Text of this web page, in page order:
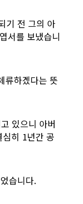
기 전 그의 아
서를 보냈습니
류하겠다는 뜻
있으니 아버
히 1년간 공
습니다.